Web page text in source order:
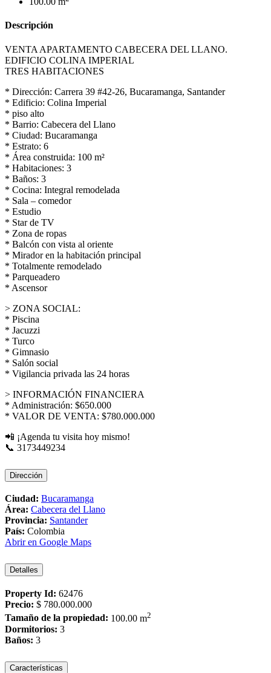
Descripción
VENTA APARTAMENTO CABECERA DEL LLANO.
EDIFICIO COLINA IMPERIAL
TRES HABITACIONES
* Dirección: Carrera 39 #42-26, Bucaramanga, Santander
* Edificio: Colina Imperial
* ⁠piso alto
* Barrio: Cabecera del Llano
* Ciudad: Bucaramanga
* Estrato: 6
* Área construida: 100 m²
* Habitaciones: 3
* Baños: 3
* Cocina: Integral remodelada
* Sala – comedor
* Estudio
* Star de TV
* Zona de ropas
* Balcón con vista al oriente
* Mirador en la habitación principal
* Totalmente remodelado
* Parqueadero
* Ascensor
> ZONA SOCIAL:
* Piscina
* Jacuzzi
* Turco
* Gimnasio
* Salón social
* Vigilancia privada las 24 horas
> INFORMACIÓN FINANCIERA
* Administración: $650.000
* VALOR DE VENTA: $780.000.000
📲 ¡Agenda tu visita hoy mismo!
📞 3173449234
Dirección
Ciudad: Bucaramanga
Área: Cabecera del Llano
Provincia: Santander
País: Colombia
Abrir en Google Maps
Detalles
Property Id: 62476
Precio: $ 780.000.000
Tamaño de la propiedad: 100.00 m2
Dormitorios: 3
Baños: 3
Características